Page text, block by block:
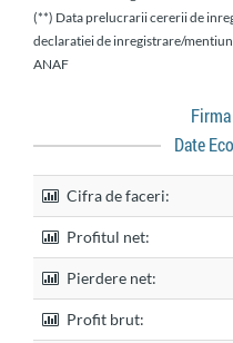
(**) Data prelucrarii cererii de
declaratiei de inregistrare/
ANAF
Date
Cifra de faceri:
Profitul net:
Pierdere net:
Profit brut: